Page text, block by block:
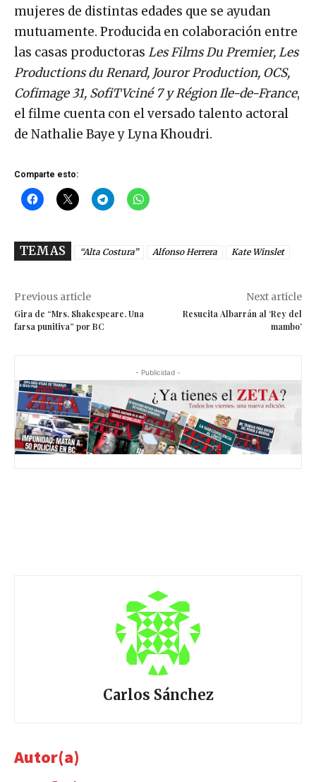
mujeres de distintas edades que se ayudan
mutuamente. Producida en colaboración entre
las casas productoras Les Films Du Premier, Les
Productions du Renard, Jouror Production, OCS,
Cofimage 31, SofiTVciné 7 y Région Ile-de-France,
el filme cuenta con el versado talento actoral
de Nathalie Baye y Lyna Khoudri.
Comparte esto:
TEMAS “Alta Costura” Alfonso Herrera Kate Winslet
Previous article
Gira de “Mrs. Shakespeare. Una
farsa punitiva” por BC
Next article
Resucita Albarrán al ‘Rey del
mambo’
- Publicidad -
Carlos Sánchez
Autor(a)